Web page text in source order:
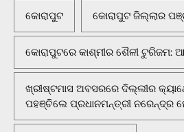
କୋରାପୁଟ କୋରାପୁଟ ଜିଲ୍ଲାର
କୋରାପୁଟରେ କାଶ୍ମୀର ଶୈଳୀ ଟୁରିଜମ:
ଖ୍ରୀଷ୍ଟମାସ ଅବସରରେ ଦିଲ୍ଲୀର
ପହଞ୍ଚିଲେ ପ୍ରଧାନମନ୍ତ୍ରୀ ନରେନ୍ଦ୍ର